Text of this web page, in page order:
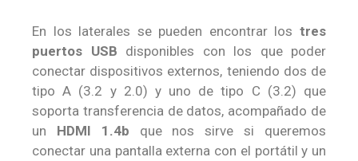
En los laterales se pueden encontrar los tres
puertos USB disponibles con los que poder
conectar dispositivos externos, teniendo dos de
tipo A (3.2 y 2.0) y uno de tipo C (3.2) que
soporta transferencia de datos, acompañado de
un HDMI 1.4b que nos sirve si queremos
conectar una pantalla externa con el portátil y un